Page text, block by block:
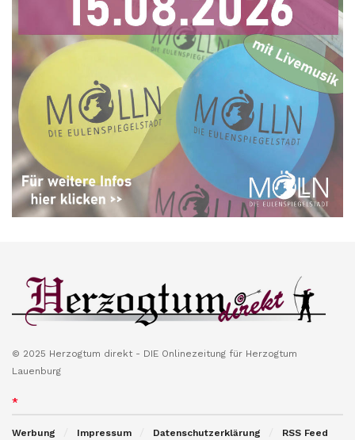
© 2025 Herzogtum direkt - DIE Onlinezeitung für Herzogtum
Lauenburg
*
Werbung Impressum Datenschutzerklärung RSS Feed